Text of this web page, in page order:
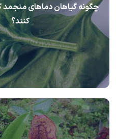
چگونه گیاهان دماهای منجمد
کنند؟